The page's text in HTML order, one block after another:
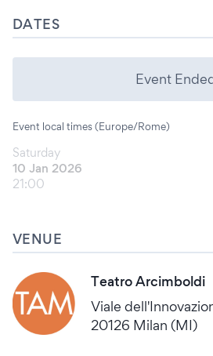
DATES
Event
Event local times (Europe/Rome)
Saturday
10 Jan 2026
21:00
VENUE
Teatro Arcimboldi
Viale
20126 Milan (MI)